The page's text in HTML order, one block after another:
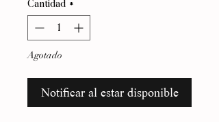
Cantidad *
Agotado
Notificar al estar disponible